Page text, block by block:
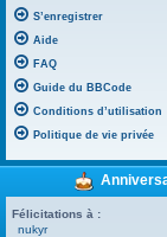
S’enregistrer
Aide
FAQ
Guide du BBCode
Conditions d’utilisation
Politique de vie privée
Félicitations à :
nukyr